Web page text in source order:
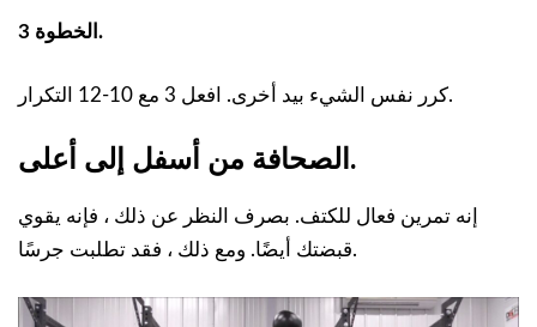
الخطوة 3.
كرر نفس الشيء بيد أخرى. افعل 3 مع 10-12 التكرار.
الصحافة من أسفل إلى أعلى.
إنه تمرين فعال للكتف. بصرف النظر عن ذلك ، فإنه يقوي
قبضتك أيضًا. ومع ذلك ، فقد تطلبت جرسًا.